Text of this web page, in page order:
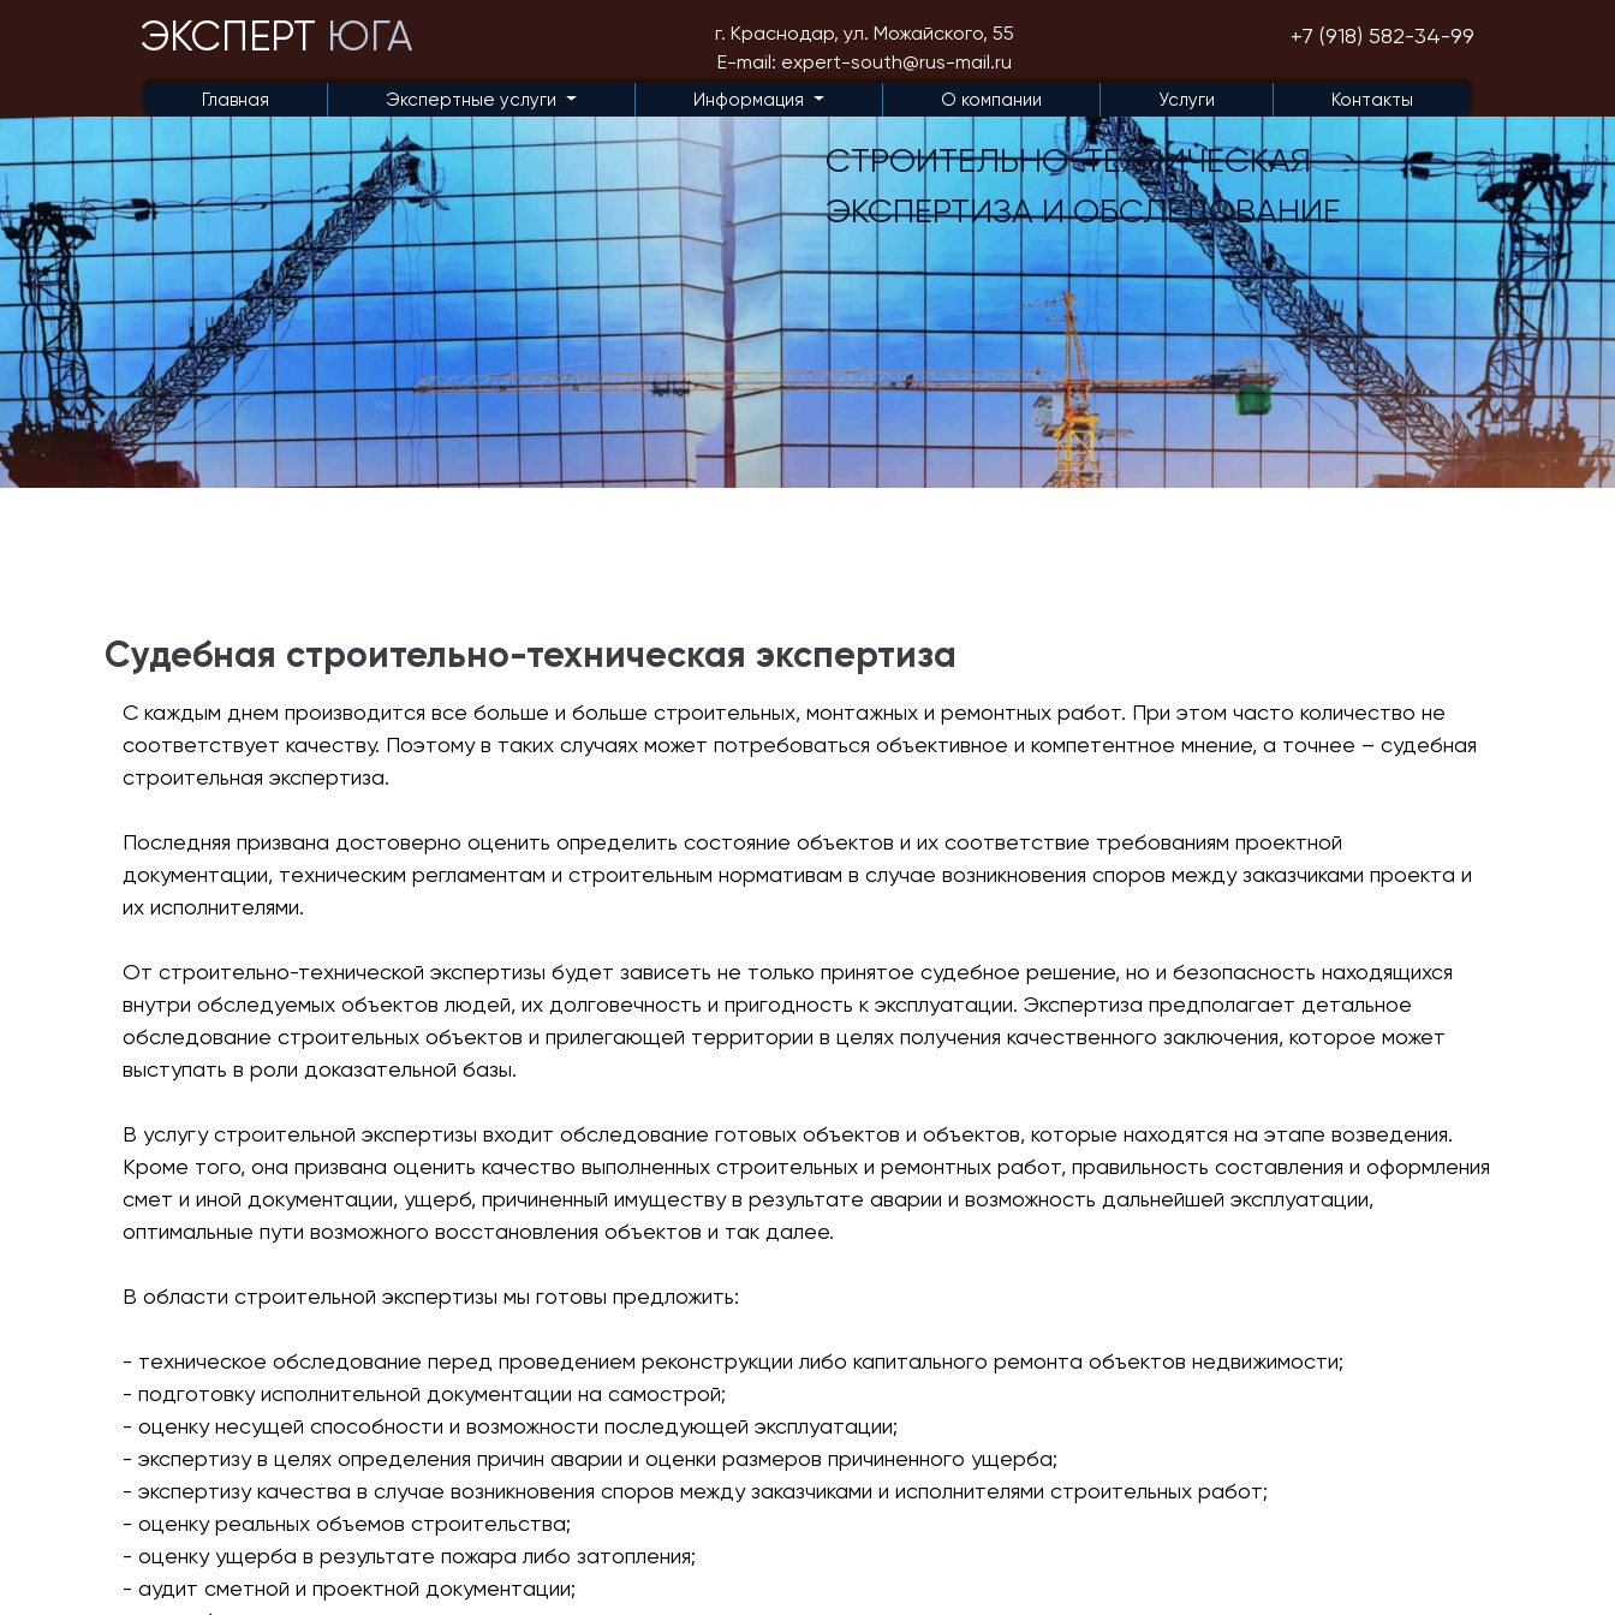
ЭКСПЕРТ ЮГА
г. Краснодар, ул. Можайского, 55
E-mail: expert-south@rus-mail.ru
+7 (918) 582-34-99
Главная Экспертные услуги Информация О компании Услуги Контакты
СТРОИТЕЛЬНО-ТЕХНИЧЕСКАЯ
ЭКСПЕРТИЗА И ОБСЛЕДОВАНИЕ
Судебная строительно-техническая экспертиза
С каждым днем производится все больше и больше строительных, монтажных и ремонтных работ. При этом часто количество не
соответствует качеству. Поэтому в таких случаях может потребоваться объективное и компетентное мнение, а точнее – судебная
строительная экспертиза.
Последняя призвана достоверно оценить определить состояние объектов и их соответствие требованиям проектной
документации, техническим регламентам и строительным нормативам в случае возникновения споров между заказчиками проекта и
их исполнителями.
От строительно-технической экспертизы будет зависеть не только принятое судебное решение, но и безопасность находящихся
внутри обследуемых объектов людей, их долговечность и пригодность к эксплуатации. Экспертиза предполагает детальное
обследование строительных объектов и прилегающей территории в целях получения качественного заключения, которое может
выступать в роли доказательной базы.
В услугу строительной экспертизы входит обследование готовых объектов и объектов, которые находятся на этапе возведения.
Кроме того, она призвана оценить качество выполненных строительных и ремонтных работ, правильность составления и оформления
смет и иной документации, ущерб, причиненный имуществу в результате аварии и возможность дальнейшей эксплуатации,
оптимальные пути возможного восстановления объектов и так далее.
В области строительной экспертизы мы готовы предложить:
- техническое обследование перед проведением реконструкции либо капитального ремонта объектов недвижимости;
- подготовку исполнительной документации на самострой;
- оценку несущей способности и возможности последующей эксплуатации;
- экспертизу в целях определения причин аварии и оценки размеров причиненного ущерба;
- экспертизу качества в случае возникновения споров между заказчиками и исполнителями строительных работ;
- оценку реальных объемов строительства;
- оценку ущерба в результате пожара либо затопления;
- аудит сметной и проектной документации;